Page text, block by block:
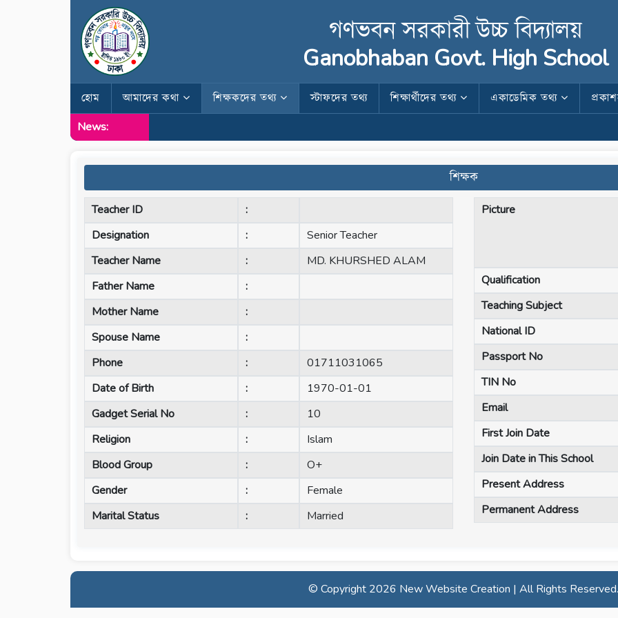
গণভবন সরকারী উচ্চ বিদ্যালয়
Ganobhaban Govt. High School
হোম আমাদের কথা শিক্ষকদের তথ্য স্টাফদের তথ্য শিক্ষার্থীদের তথ্য একাডেমিক তথ্য
News:
শিক্ষক
Teacher ID
:
Designation
:
Senior Teacher
Teacher Name
:
MD. KHURSHED ALAM
Father Name
:
Mother Name
:
Spouse Name
:
Phone
:
01711031065
Date of Birth
:
1970-01-01
Gadget Serial No
:
10
Religion
:
Islam
Blood Group
:
O+
Gender
:
Female
Marital Status
: Married
Picture
Qualification
Teaching Subject
National ID
Passport No
TIN No
Email
First Join Date
Join Date in This School
Present Address
Permanent Address
© Copyright 2026 New Website Creation | All Rights Reserved.